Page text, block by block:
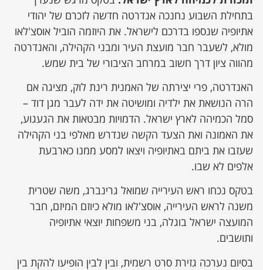
בתחילת השבוע נחנכה אנדרטה חדשה לזכרם של יהודי
אתיופיה שנספו בדרכם לישראל. את היוזמה הוביל אוסצ'לאו
מולא, לשעבר חבר מועצת העיר ומבני הקהילה, והאנדרטה
מהווה ציון דרך חשוב במרחב הציבורי של בית שמש.
האנדרטה, פרי יצירתה של האמנית רינת לוק, מציגה אם
הרה הנושאת את ילדיה ומושיטה את ידה לעבר מגן דוד –
סמל הכמיהה לארץ ישראל. הדמויות מבטאות את הגעגוע,
את האמונה ואת הצעד הקשה שנדרש מאלפי בני הקהילה
שעזבו את ביתם באתיופיה ויצאו למסע ממנו כארבעת
אלפים לא שבו.
בטקס נכחו ראש העירייה שמואל גרינברג, משה שטרית
משנה לראש העירייה, אוסצ'לאו מולא כיוזם המיזם, חבר
המועצה ישראל בוגלה, בני משפחות יוצאי אתיופיה
ותושבים.
בסיום נערכה גזירת סרט רשמית, ובין לבין הופיעו להקת בין